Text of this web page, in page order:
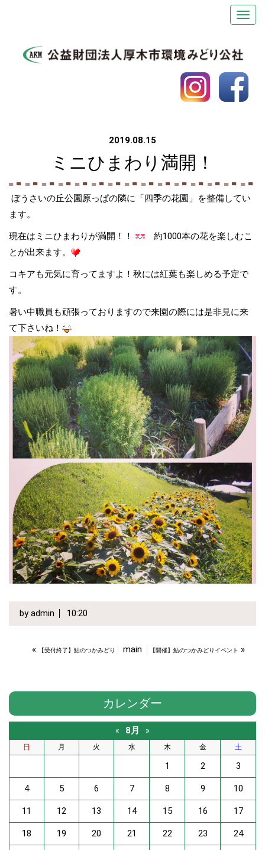
2019.08.15
ミニひまわり満開！
ぼうさいの丘公園原っぱの隣に「四季の花園」を整備してい
ます。
現在はミニひまわりが満開！！
約1000本の花を楽しむこ
とが出来ます。
コキアも元気に育ってますよ！秋には紅葉も楽しめる予定で
す。
暑い中職員も頑張っておりますので来園の際には是非見に来
て下さいね！
byadmin 10:20
« 【受付終了】鮎のつかみどり main 【開催】鮎のつかみどりイベント »
カレンダー
« 8月 »
日 月 火 水 木 金 土
1 2 3
4 5 6 7 8 9 10
11 12 13 14 15 16 17
18 19 20 21 22 23 24